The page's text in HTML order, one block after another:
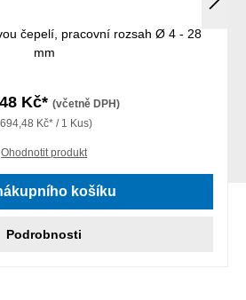
čepelí, pracovní rozsah Ø 4 - 28
mm
Kč*(včetně DPH)
Kč* / 1 Kus)
Ohodnotit produkt
košíku
Podrobnosti